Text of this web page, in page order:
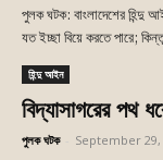
পুলক ঘটক: বাংলাদেশের হিন্দু
যত ইচ্ছা বিয়ে করতে পারে;
হিন্দু আইন
বিদ্যাসাগরের পথ
পুলক ঘটক September 29,